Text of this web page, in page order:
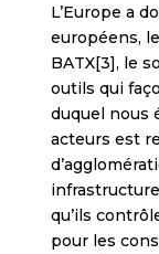
L’Europe a
européens,
BATX[3], le
outils qui
duquel nous
acteurs est
qu’ils
pour les